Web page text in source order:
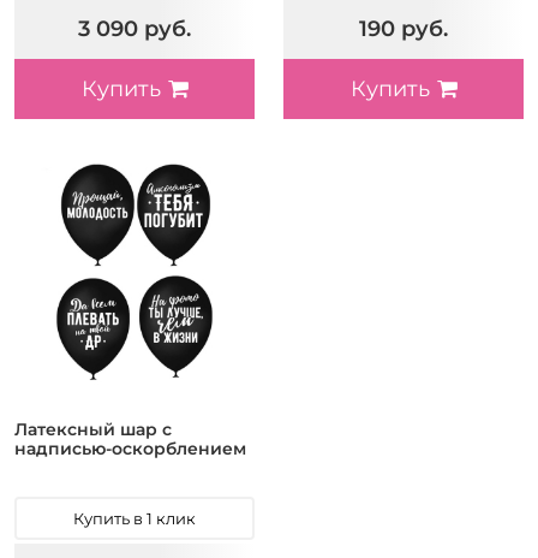
3 090 руб.
Купить
190 руб.
Купить
Латексный шар с
надписью-оскорблением
Купить в 1 клик